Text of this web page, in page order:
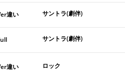
違い サントラ(劇伴)
サントラ(劇伴)
違い ロック